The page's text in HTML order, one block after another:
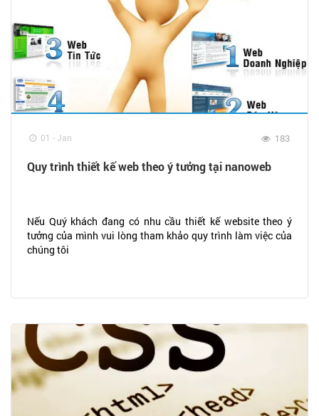
01 - Jan 183
Quy trình thiết kế web theo ý tưởng tại nanoweb
Nếu Quý khách đang có nhu cầu thiết kế website theo ý
tưởng của mình vui lòng tham khảo quy trình làm việc của
chúng tôi